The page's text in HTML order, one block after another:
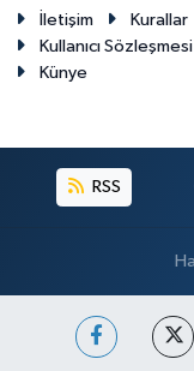
İletişim Kurallar
Kullanıcı Sözleşmesi
Künye
RSS